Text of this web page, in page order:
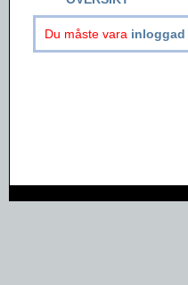
Du måste vara inloggad